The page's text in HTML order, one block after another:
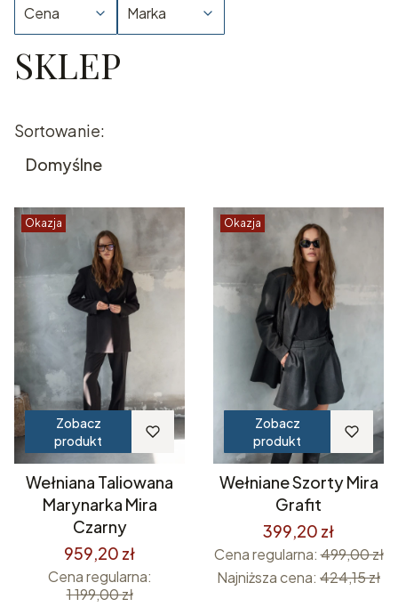
Cena Marka
Koniec filtrów
SKLEP
Lista produktów
Sortowanie:
Domyślne
Okazja
Zobacz
produkt
Wełniana Taliowana
Marynarka Mira
Czarny
959,20 zł
Cena regularna:
1 199,00 zł
Okazja
Zobacz
produkt
Wełniane Szorty Mira
Grafit
399,20 zł
Cena regularna: 499,00 zł
Najniższa cena: 424,15 zł